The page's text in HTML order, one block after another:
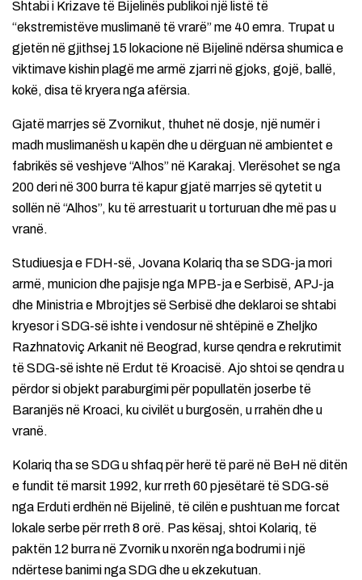
Shtabi i Krizave të Bijelinës publikoi një listë të
“ekstremistëve muslimanë të vrarë” me 40 emra. Trupat u
gjetën në gjithsej 15 lokacione në Bijelinë ndërsa shumica e
viktimave kishin plagë me armë zjarri në gjoks, gojë, ballë,
kokë, disa të kryera nga afërsia.
Gjatë marrjes së Zvornikut, thuhet në dosje, një numër i
madh muslimanësh u kapën dhe u dërguan në ambientet e
fabrikës së veshjeve “Alhos” në Karakaj. Vlerësohet se nga
200 deri në 300 burra të kapur gjatë marrjes së qytetit u
sollën në “Alhos”, ku të arrestuarit u torturuan dhe më pas u
vranë.
Studiuesja e FDH-së, Jovana Kolariq tha se SDG-ja mori
armë, municion dhe pajisje nga MPB-ja e Serbisë, APJ-ja
dhe Ministria e Mbrojtjes së Serbisë dhe deklaroi se shtabi
kryesor i SDG-së ishte i vendosur në shtëpinë e Zheljko
Razhnatoviç Arkanit në Beograd, kurse qendra e rekrutimit
të SDG-së ishte në Erdut të Kroacisë. Ajo shtoi se qendra u
përdor si objekt paraburgimi për popullatën joserbe të
Baranjës në Kroaci, ku civilët u burgosën, u rrahën dhe u
vranë.
Kolariq tha se SDG u shfaq për herë të parë në BeH në ditën
e fundit të marsit 1992, kur rreth 60 pjesëtarë të SDG-së
nga Erduti erdhën në Bijelinë, të cilën e pushtuan me forcat
lokale serbe për rreth 8 orë. Pas kësaj, shtoi Kolariq, të
paktën 12 burra në Zvornik u nxorën nga bodrumi i një
ndërtese banimi nga SDG dhe u ekzekutuan.